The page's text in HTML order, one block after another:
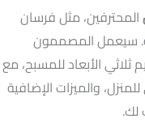
المحترفين، مثل فرسان
سيعمل المصممون
الأبعاد للمسبح، مع
والميزات الإضافية
لك.